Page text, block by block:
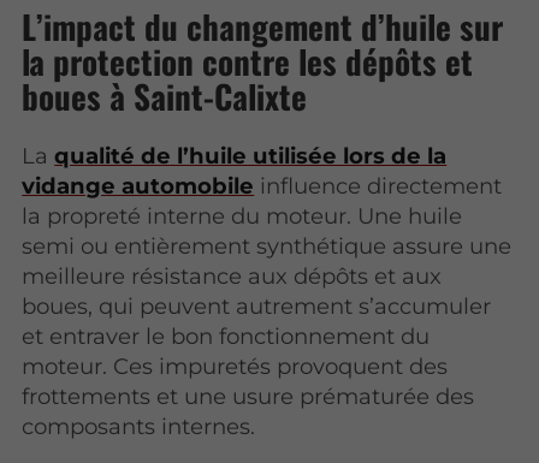
L’impact du changement d’huile sur
la protection contre les dépôts et
boues à Saint-Calixte
Laqualité de l’huile utilisée lors de la
vidange automobile influence directement
la propreté interne du moteur. Une huile
semi ou entièrement synthétique assure une
meilleure résistance aux dépôts et aux
boues, qui peuvent autrement s’accumuler
et entraver le bon fonctionnement du
moteur. Ces impuretés provoquent des
frottements et une usure prématurée des
composants internes.